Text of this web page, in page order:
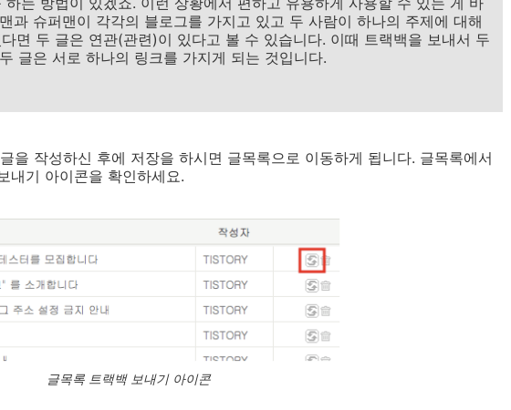
과 슈퍼맨이 각각의 블로그를 가지고 있고 두 사람이 하나의 주제에 대해
면 두 글은 연관(관련)이 있다고 볼 수 있습니다. 이때 트랙백을 보내서 두
글은 서로 하나의 링크를 가지게 되는 것입니다.
을 작성하신 후에 저장을 하시면 글목록으로 이동하게 됩니다. 글목록에서
내기 아이콘을 확인하세요.
글목록 트랙백 보내기 아이콘